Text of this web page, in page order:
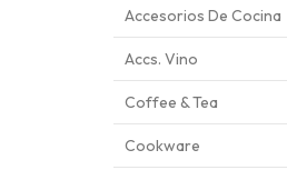
Accesorios De Cocina
Accs. Vino
Coffee & Tea
Cookware